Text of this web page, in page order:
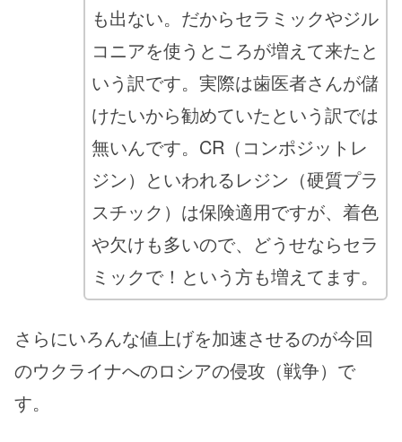
も出ない。だからセラミックやジル
コニアを使うところが増えて来たと
いう訳です。実際は歯医者さんが儲
けたいから勧めていたという訳では
無いんです。CR（コンポジットレ
ジン）といわれるレジン（硬質プラ
スチック）は保険適用ですが、着色
や欠けも多いので、どうせならセラ
ミックで！という方も増えてます。
さらにいろんな値上げを加速させるのが今回
のウクライナへのロシアの侵攻（戦争）で
す。